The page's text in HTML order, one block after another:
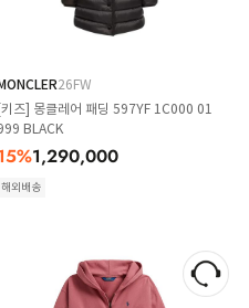
26FW
[키즈] 몽클레어 패딩 597YF 1C000 01
BLACK
%1,290,000
해외배송